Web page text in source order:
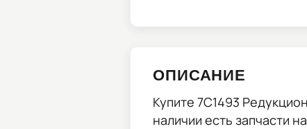
ОПИСАНИЕ
Купите 7C1493
наличии есть запчасти